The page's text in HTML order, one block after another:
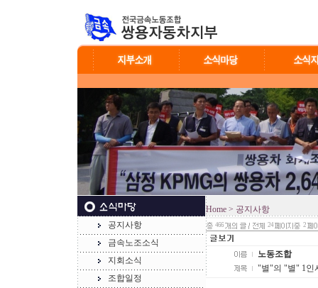
공지사항
금속노조소식
지회소식
조합일정
Home > 공지사항
466 24 2
노동조합
"별"의 "별" 1인